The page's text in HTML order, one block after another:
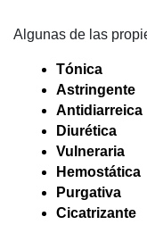
Algunas de las
Tónica
Astringente
Antidiarreica
Diurética
Vulneraria
Hemostática
Purgativa
Cicatrizante